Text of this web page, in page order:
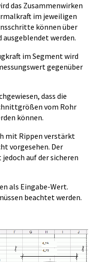
das Zusammenwirken
im jeweiligen
können über
ausgeblendet werden.
im Segment wird
gegenüber
dass die
vom Rohr
können.
mit Rippen verstärkt
vorgesehen. Der
auf der sicheren
als Eingabe-Wert.
beachtet werden.